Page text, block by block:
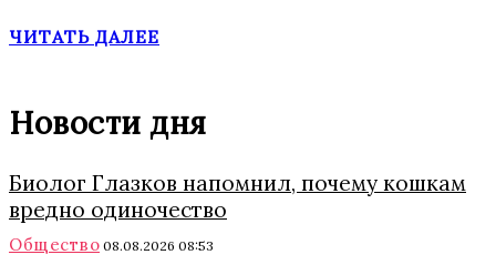
ЧИТАТЬ ДАЛЕЕ
Новости дня
Биолог Глазков напомнил, почему кошкам
вредно одиночество
Общество 08.08.2026 08:53